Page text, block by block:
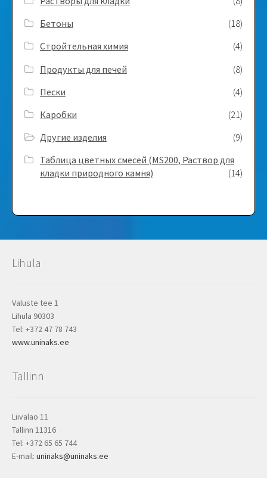
Бетоны
(18)
Стройтельная химия
(4)
Продукты для печей
(8)
Пески
(4)
Каробки
(21)
Другие изделия
(9)
Таблица цветных смесей (MS200, Раствор для
кладки природного камня)
(14)
Lihula
Valuste tee 1
Lihula 90303
Tel: +372 47 78 743
www.uninaks.ee
Tallinn
Liivalao 11
Tallinn 11316
Tel: +372 65 65 744
E-mail: uninaks@uninaks.ee